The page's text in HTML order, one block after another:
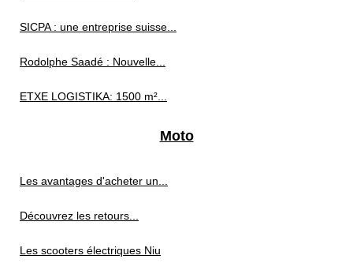
SICPA : une entreprise suisse...
Rodolphe Saadé : Nouvelle...
ETXE LOGISTIKA: 1500 m²...
Moto
Les avantages d'acheter un...
Découvrez les retours...
Les scooters électriques Niu